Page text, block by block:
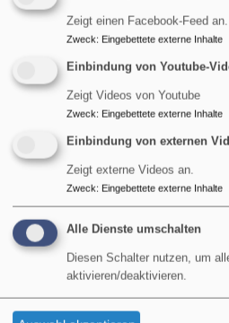
Pfarrer
Weiterlesenüber
Pfarrer
Zeigt einen Facebook-Feed an.
Zweck: Eingebettete externe Inhalte
Einbindung von Youtube-
Zeigt Videos von Youtube
Zweck: Eingebettete externe Inhalte
Einbindung von externen
Zeigt externe Videos an.
Zweck: Eingebettete externe Inhalte
Alle Dienste umschalten
Diesen Schalter nutzen, um
aktivieren/deaktivieren.